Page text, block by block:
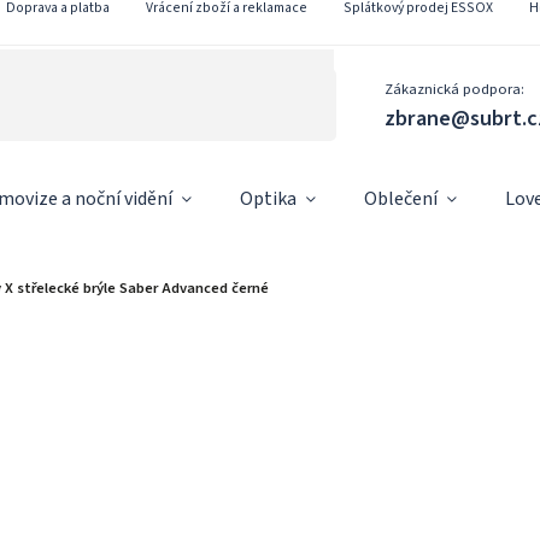
Doprava a platba Vrácení zboží a reklamace Splátkový prodej ESSOX
Zákaznická podpora:
a noční vidění Optika Oblečení
X střelecké brýle Saber Advanced černé